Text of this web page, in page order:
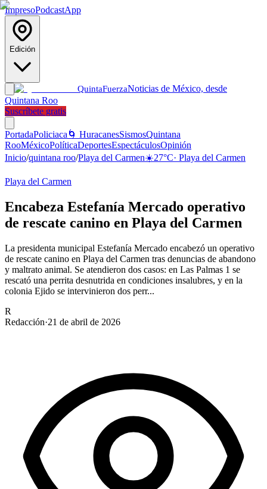
ImpresoPodcastApp
Edición
QuintaFuerzaNoticias de México, desde
Quintana Roo
Suscríbete gratis
PortadaPoliciaca 🌀 HuracanesSismosQuintana
RooMéxicoPolíticaDeportesEspectáculosOpinión
Inicio/quintana roo/Playa del Carmen☀️27°C· Playa del Carmen
Playa del Carmen
Encabeza Estefanía Mercado operativo
de rescate canino en Playa del Carmen
La presidenta municipal Estefanía Mercado encabezó un operativo
de rescate canino en Playa del Carmen tras denuncias de abandono
y maltrato animal. Se atendieron dos casos: en Las Palmas 1 se
rescató una perrita desnutrida en condiciones insalubres, y en la
colonia Ejido se intervinieron dos perr...
R
Redacción·21 de abril de 2026